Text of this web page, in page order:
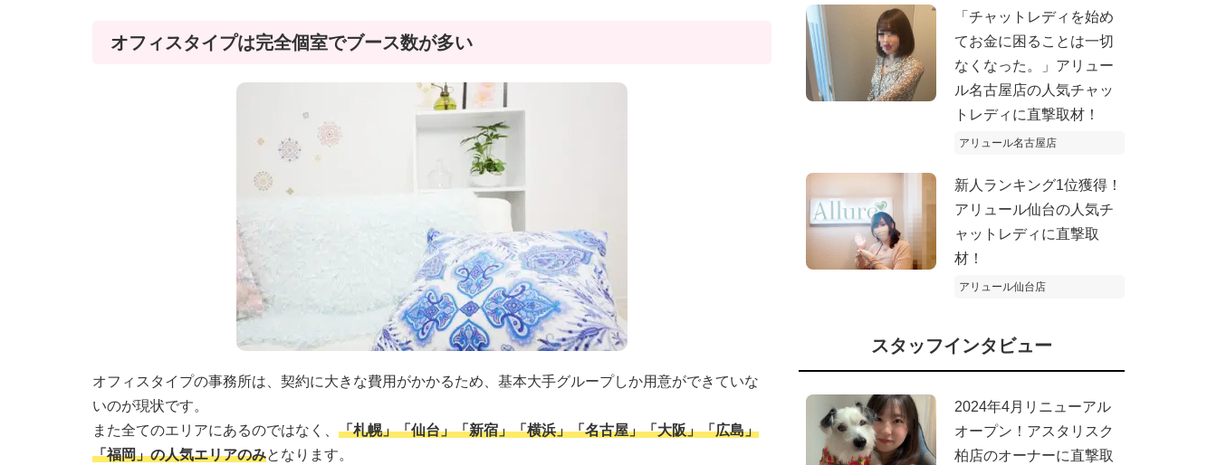
オフィスタイプは完全個室でブース数が多い
オフィスタイプの事務所は、契約に大きな費用がかかるため、基本大手グループしか用意ができていな
いのが現状です。
また全てのエリアにあるのではなく、 「札幌」「仙台」「新宿」「横浜」「名古屋」「大阪」「広島」
「福岡」の人気エリアのみとなります。
「チャットレディを始め
てお金に困ることは一切
なくなった。」アリュー
ル名古屋店の人気チャッ
トレディに直撃取材！
アリュール名古屋店
新人ランキング1位獲得！
アリュール仙台の人気チ
ャットレディに直撃取
材！
アリュール仙台店
スタッフインタビュー
2024年4月リニューアル
オープン！アスタリスク
柏店のオーナーに直撃取